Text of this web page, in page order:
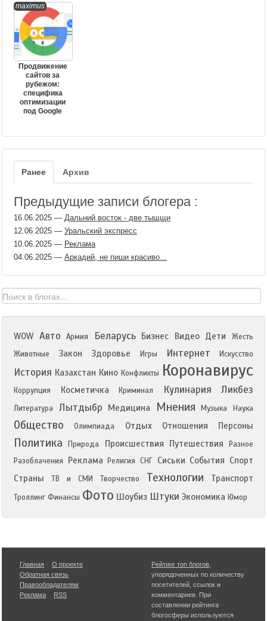
maximus
Продвижение
сайтов за
рубежом:
специфика
оптимизации
под Google
Ранее Архив
Предыдущие записи блогера :
16.06.2025 — Дальний восток - две тыщщи
12.06.2025 — Уральский экспресс
10.06.2025 — Реклама
04.06.2025 — Аркадий, не пиши красиво...
WOW Авто Армия Беларусь Бизнес Видео Дети
Жесть
Животные
Закон Здоровье Игры Интернет Искусство
История Казахстан Кино Конфликты Коронавирус
Коррупция Косметичка Криминал Кулинария Ликбез
Литература Лытдыбр Медицина Мнения Музыка Наука
Общество Олимпиада Отдых Отношения Персоны
Политика Природа Происшествия Путешествия
Разное
Разоблачения
Реклама Религия СНГ Сиськи События Спорт
Страны
ТВ и СМИ Творчество Технологии Транспорт
Троллинг Финансы Фото Шоубиз Штуки Экономика Юмор
Главная
О проекте
Обратная связь
Правообладателям
Реклама
RSS
Рейтинг топ блогов
упорядоченных по количеству
посетителей, ссылок и
комментариев. При
составлении рейтинга
блогосферы используются